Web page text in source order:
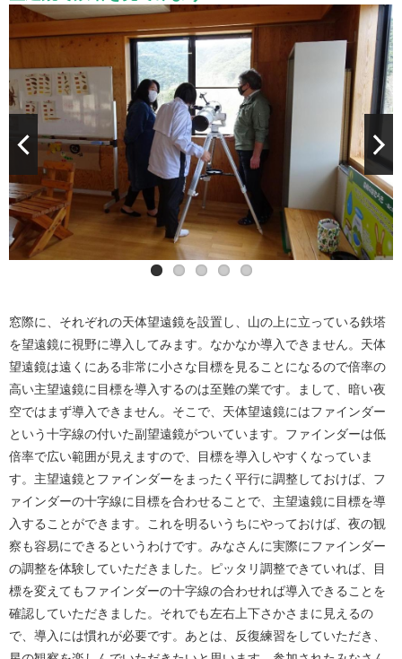
窓際に、それぞれの天体望遠鏡を設置し、山の上に立っている鉄塔
を望遠鏡に視野に導入してみます。なかなか導入できません。天体
望遠鏡は遠くにある非常に小さな目標を見ることになるので倍率の
高い主望遠鏡に目標を導入するのは至難の業です。まして、暗い夜
空ではまず導入できません。そこで、天体望遠鏡にはファインダー
という十字線の付いた副望遠鏡がついています。ファインダーは低
倍率で広い範囲が見えますので、目標を導入しやすくなっていま
す。主望遠鏡とファインダーをまったく平行に調整しておけば、フ
ァインダーの十字線に目標を合わせることで、主望遠鏡に目標を導
入することができます。これを明るいうちにやっておけば、夜の観
察も容易にできるというわけです。みなさんに実際にファインダー
の調整を体験していただきました。ピッタリ調整できていれば、目
標を変えてもファインダーの十字線の合わせれば導入できることを
確認していただきました。それでも左右上下さかさまに見えるの
で、導入には慣れが必要です。あとは、反復練習をしていただき、